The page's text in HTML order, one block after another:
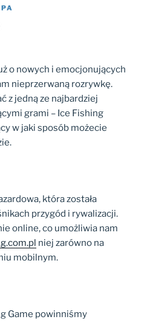
o nowych i emocjonujących
nieprzerwaną rozrywkę.
z jedną ze najbardziej
grami – Ice Fishing
w jaki sposób możecie
która została
przygód i rywalizacji.
online, co umożliwia nam
niej zarówno na
mobilnym.
Game powinniśmy